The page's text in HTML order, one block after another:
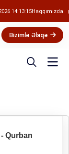
14:13:15Haqqımızda
Bizimlə Əlaqə
Qurban